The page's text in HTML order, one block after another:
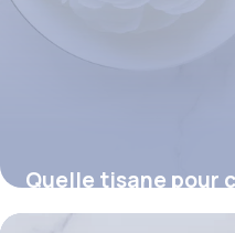
Quelle tisane pour
16 juillet 2026